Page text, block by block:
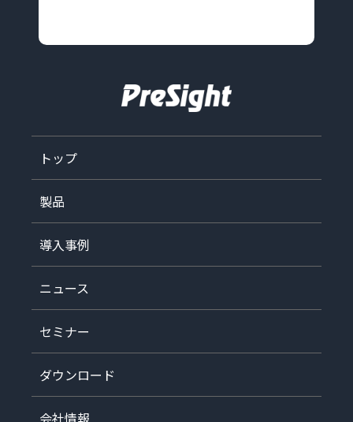
トップ
製品
導入事例
ニュース
セミナー
ダウンロード
会社情報